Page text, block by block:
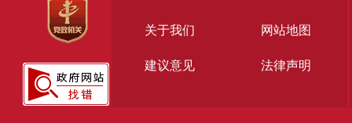
关于我们 网站地图
建议意见 法律声明